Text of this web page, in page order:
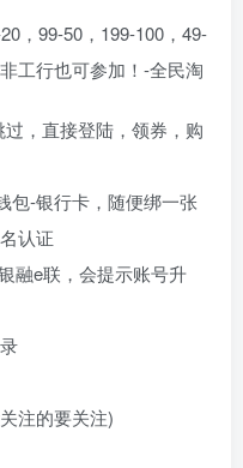
，直接登陆，领券，购
包-银行卡，随便绑一张
认证
融e联，会提示账号升
注的要关注)